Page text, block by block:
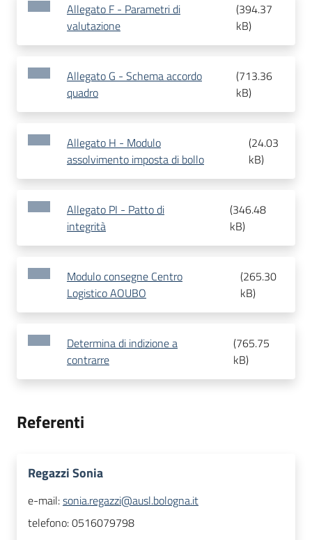
Allegato F - Parametri di
valutazione
(394.37
kB)
Allegato G - Schema accordo
quadro
(713.36
kB)
Allegato H - Modulo
assolvimento imposta di bollo
(24.03
kB)
Allegato PI - Patto di
integrità
(346.48
kB)
Modulo consegne Centro
Logistico AOUBO
(265.30
kB)
Determina di indizione a
contrarre
(765.75
kB)
Referenti
Regazzi Sonia
e-mail:sonia.regazzi@ausl.bologna.it
telefono:0516079798